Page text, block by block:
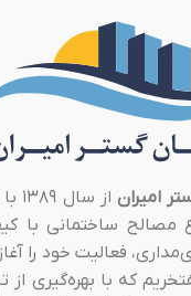
امیران
از
مصالح ساختمانی با
فعالیت خود را
که با بهره‌گیری